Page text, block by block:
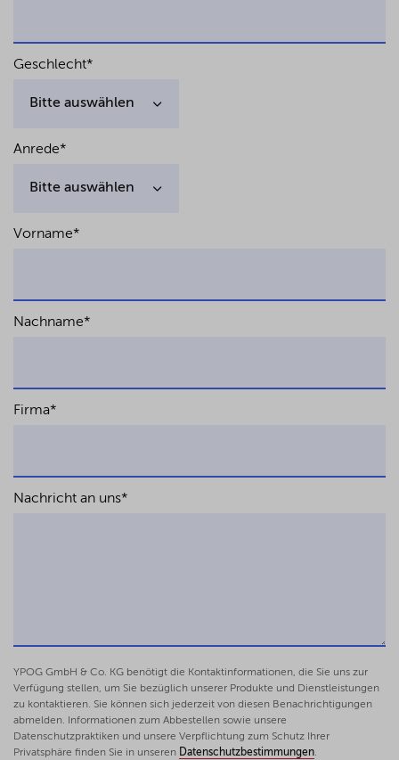
Geschlecht*
Anrede*
Vorname*
Nachname*
Firma*
Nachricht an uns*
YPOG GmbH & Co. KG benötigt die Kontaktinformationen, die Sie uns zur
Verfügung stellen, um Sie bezüglich unserer Produkte und Dienstleistungen
zu kontaktieren. Sie können sich jederzeit von diesen Benachrichtigungen
abmelden. Informationen zum Abbestellen sowie unsere
Datenschutzpraktiken und unsere Verpflichtung zum Schutz Ihrer
Privatsphäre finden Sie in unseren Datenschutzbestimmungen.